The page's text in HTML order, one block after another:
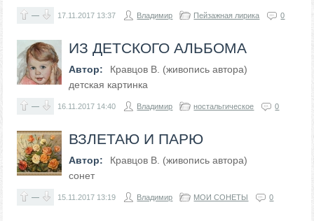
— 17.11.2017 13:37 Владимир Пейзажная лирика 0
ИЗ ДЕТСКОГО АЛЬБОМА
Автор:
Кравцов В. (живопись автора)
детская картинка
— 16.11.2017 14:40 Владимир ностальгическое 0
ВЗЛЕТАЮ И ПАРЮ
Автор:
Кравцов В. (живопись автора)
сонет
— 15.11.2017 13:19 Владимир МОИ СОНЕТЫ 0